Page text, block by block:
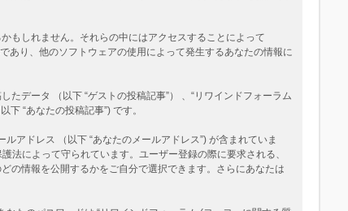
もしれません。それらの中にはアクセスすることによって
あり、他のソフトウェアの使用によって発生するあなたの情報に
データ （以下 “ゲストの投稿記事”） 、“リワインドフォーラム
“あなたの投稿記事”) です。
アドレス （以下 “あなたのメールアドレス”) が含まれていま
法によって守られています。ユーザー登録の際に要求される、
の情報を公開するかをご自分で選択できます。さらにあなたは